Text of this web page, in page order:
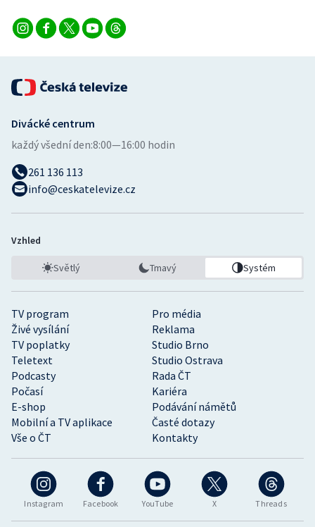
Volejbal
Instagram Facebook YouTube X Threads
TV program
Pro média
Živé vysílání
Reklama
TV poplatky
Studio Brno
Teletext
Studio Ostrava
Podcasty
Rada ČT
Počasí
Kariéra
E-shop
Podávání námětů
Mobilní a TV aplikace
Časté dotazy
Vše o ČT
Kontakty
Divácké centrum
každý všední den:8:00—16:00 hodin
261 136 113
info@ceskatelevize.cz
Vzhled
Světlý Tmavý Systém